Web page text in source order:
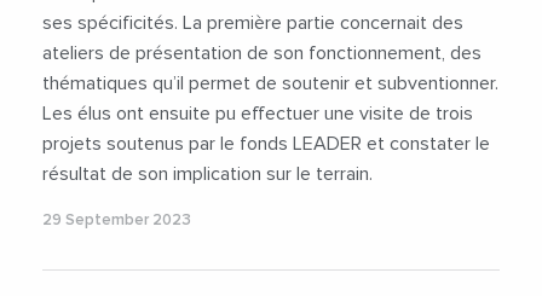
ses spécificités. La première partie concernait des
ateliers de présentation de son fonctionnement, des
thématiques qu’il permet de soutenir et subventionner.
Les élus ont ensuite pu effectuer une visite de trois
projets soutenus par le fonds LEADER et constater le
résultat de son implication sur le terrain.
29 September 2023